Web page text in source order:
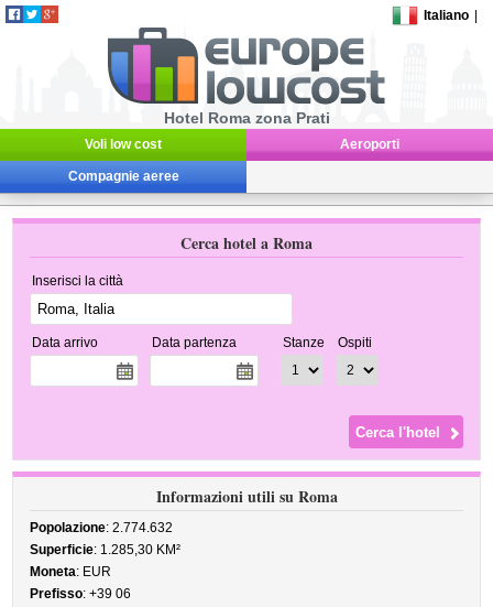
Italiano
Hotel Roma zona Prati
Voli low cost Aeroporti
Compagnie aeree
Cerca hotel a Roma
Inserisci la città
Data arrivo Data partenza Stanze Ospiti
Informazioni utili su Roma
Popolazione: 2.774.632
Superficie: 1.285,30 KM²
Moneta: EUR
Prefisso: +39 06